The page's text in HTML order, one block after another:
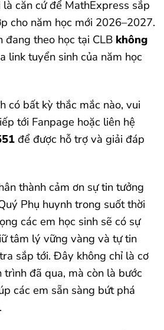
căn cứ để MathExpress sắp
cho năm học mới 2026–2027.
đang theo học tại CLB không
link tuyển sinh của năm học
có bất kỳ thắc mắc nào, vui
tới Fanpage hoặc liên hệ
để được hỗ trợ và giải đáp
thành cảm ơn sự tin tưởng
Phụ huynh trong suốt thời
các em học sinh sẽ có sự
tâm lý vững vàng và tự tin
sắp tới. Đây không chỉ là cơ
trình đã qua, mà còn là bước
các em sẵn sàng bứt phá